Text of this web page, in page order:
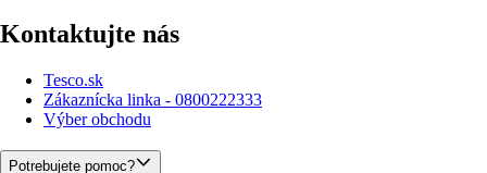
Kontaktujte nás
Tesco.sk
Zákaznícka linka - 0800222333
Výber obchodu
Potrebujete pomoc?